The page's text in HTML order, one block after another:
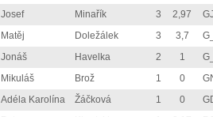
Josef Minařík 3 2,97
Matěj Doležálek 3 3,7
Jonáš Havelka 2 1
Mikuláš Brož 1 0
Adéla Karolína Žáčková 1 0